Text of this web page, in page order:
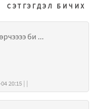
СЭТГЭГДЭЛ БИЧИХ
би ...
хэзээ бичсэн: 2018-05-04 20:15 | |